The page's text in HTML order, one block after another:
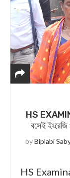
HS
বসেই ইংরেজি
byBiplabi
HS